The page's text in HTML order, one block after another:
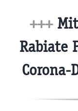
+++
Rabiate
Corona-